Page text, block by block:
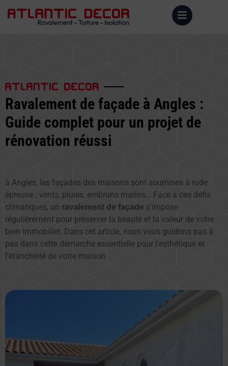
ATLANTIC DECOR
Ravalement de façade à Angles :
Guide complet pour un projet de
rénovation réussi
à Angles, les façades des maisons sont soumises à rude
épreuve : vents, pluies, embruns marins… Face à ces défis
climatiques, un ravalement de façade s’impose
régulièrement pour préserver la beauté et la valeur de votre
bien immobilier. Dans cet article, nous vous guidons pas à
pas dans cette démarche essentielle pour l’esthétique et
l’étanchéité de votre maison.